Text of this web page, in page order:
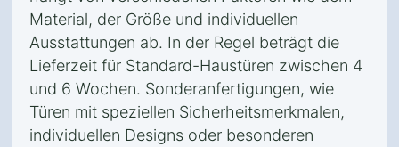
Material, der Größe und individuellen
Ausstattungen ab. In der Regel beträgt die
Lieferzeit für Standard-Haustüren zwischen 4
und 6 Wochen. Sonderanfertigungen, wie
Türen mit speziellen Sicherheitsmerkmalen,
individuellen Designs oder besonderen